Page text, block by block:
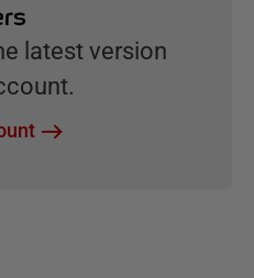
latest version